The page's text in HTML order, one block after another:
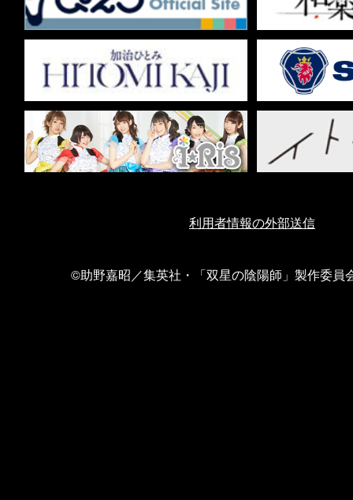
利用者情報の外部送信
©助野嘉昭／集英社・「双星の陰陽師」製作委員